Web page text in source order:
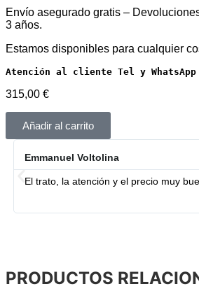
Envío asegurado gratis –
3 años.
Estamos disponibles para cualquier
Atención al cliente Tel y WhatsApp
315,00 €
Añadir al carrito
Emmanuel Voltolina
El trato, la atención y el precio muy
PRODUCTOS